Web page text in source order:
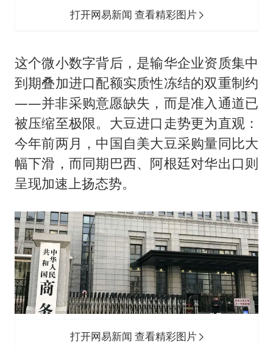
打开网易新闻 查看精彩图片
这个微小数字背后，是输华企业资质集中
到期叠加进口配额实质性冻结的双重制约
——并非采购意愿缺失，而是准入通道已
被压缩至极限。大豆进口走势更为直观：
今年前两月，中国自美大豆采购量同比大
幅下滑，而同期巴西、阿根廷对华出口则
呈现加速上扬态势。
打开网易新闻 查看精彩图片